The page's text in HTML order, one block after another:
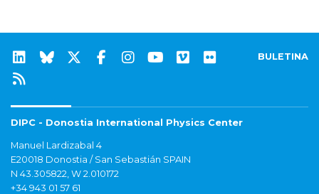
BULETINA
DIPC - Donostia International Physics Center
Manuel Lardizabal 4
E20018 Donostia / San Sebastián SPAIN
N 43.305822, W 2.010172
+34 943 01 57 61